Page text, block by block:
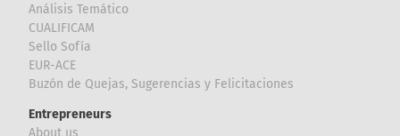
Análisis Temático
CUALIFICAM
Sello Sofía
EUR-ACE
Buzón de Quejas, Sugerencias y Felicitaciones
Entrepreneurs
About us